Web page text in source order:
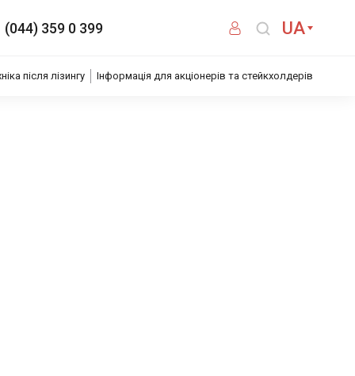
(044) 359 0 399 UA
після лізингу Інформація для акціонерів та стейкхолдерів